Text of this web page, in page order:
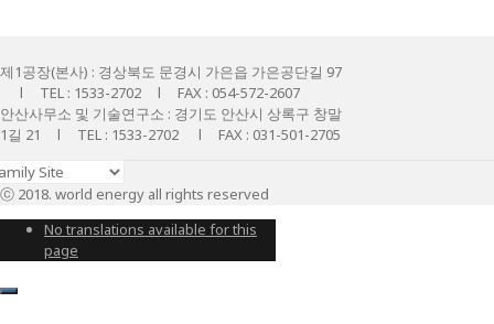
제1공장(본사) : 경상북도 문경시 가은읍 가은공단길 97
l TEL : 1533-2702 l FAX : 054-572-2607
안산사무소 및 기술연구소 : 경기도 안산시 상록구 창말
1길 21 l TEL : 1533-2702 l FAX : 031-501-2705
ⓒ 2018. world energy all rights reserved
No translations available for this
page